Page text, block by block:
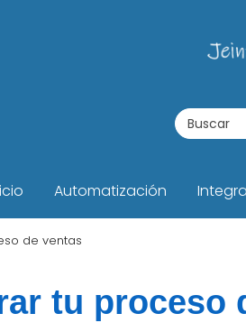
Automatización
de ventas
tu proceso